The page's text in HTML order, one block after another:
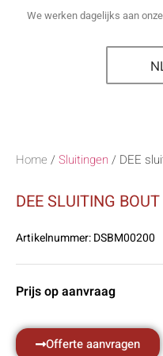
We werken dagelijks aan
Home /Sluitingen / DEE
DEE SLUITING
Artikelnummer:DSBM00200
Prijs op aanvraag
Offerte aanvragen